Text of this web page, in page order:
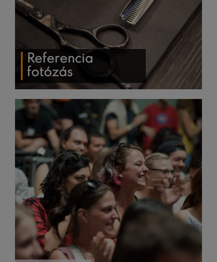
Referencia
fotózás